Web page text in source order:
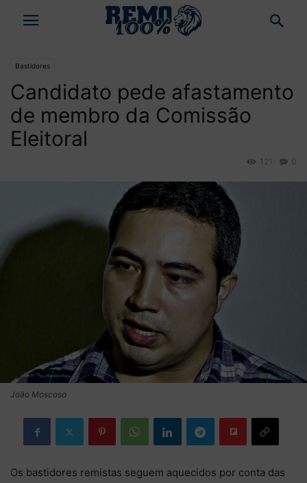
Bastidores
Candidato pede afastamento
de membro da Comissão
Eleitoral
0
121
João Moscoso
Os bastidores remistas seguem aquecidos por conta das